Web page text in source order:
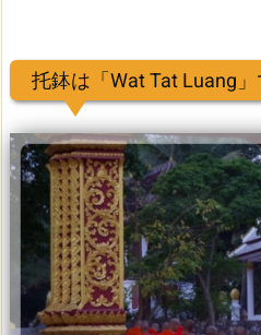
托鉢は「Wat Tat Luang